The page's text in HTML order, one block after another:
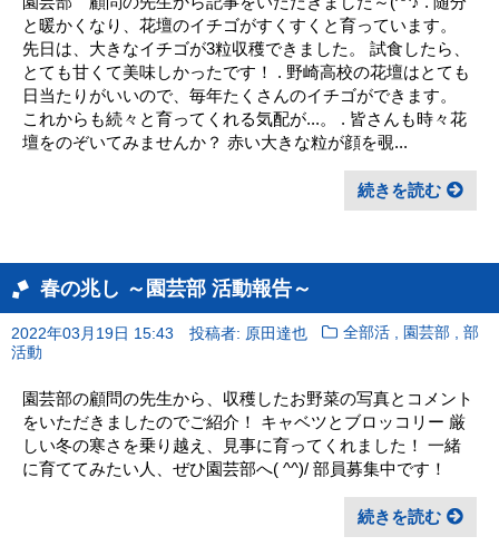
と暖かくなり、花壇のイチゴがすくすくと育っています。
先日は、大きなイチゴが3粒収穫できました。 試食したら、
とても甘くて美味しかったです！ . 野崎高校の花壇はとても
日当たりがいいので、毎年たくさんのイチゴができます。
これからも続々と育ってくれる気配が...。 . 皆さんも時々花
壇をのぞいてみませんか？ 赤い大きな粒が顔を覗...
続きを読む
春の兆し ～園芸部 活動報告～
2022年03月19日 15:43 投稿者: 原田達也 全部活 , 園芸部 ,部
活動
園芸部の顧問の先生から、収穫したお野菜の写真とコメント
をいただきましたのでご紹介！ キャベツとブロッコリー 厳
しい冬の寒さを乗り越え、見事に育ってくれました！ 一緒
に育ててみたい人、ぜひ園芸部へ( ^^)/ 部員募集中です！
続きを読む